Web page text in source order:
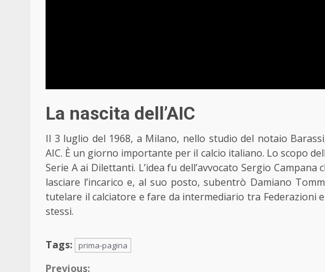
La nascita dell’AIC
Il 3 luglio del 1968, a Milano, nello studio del notaio
AIC. È un giorno importante per il calcio italiano. Lo scopo
Serie A ai Dilettanti. L’idea fu dell’avvocato Sergio
lasciare l’incarico e, al suo posto, subentrò Damiano
tutelare il calciatore e fare da intermediario tra Federazioni
stessi.
Tags: prima-pagina
Previous: